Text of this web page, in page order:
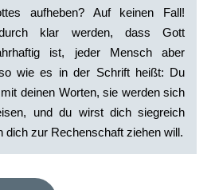
aufheben?‭ Auf keinen Fall!
klar werden, dass Gott
ist, jeder Mensch aber
wie es in der Schrift heißt: Du
deinen Worten, sie werden sich
und du wirst dich siegreich
dich zur Rechenschaft ziehen will.